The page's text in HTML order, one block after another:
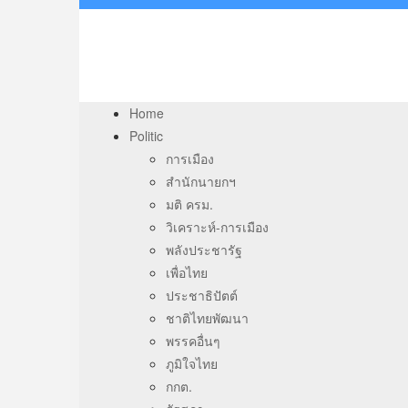
Home
Politic
การเมือง
สำนักนายกฯ
มติ ครม.
วิเคราะห์-การเมือง
พลังประชารัฐ
เพื่อไทย
ประชาธิปัตต์
ชาติไทยพัฒนา
พรรคอื่นๆ
ภูมิใจไทย
กกต.